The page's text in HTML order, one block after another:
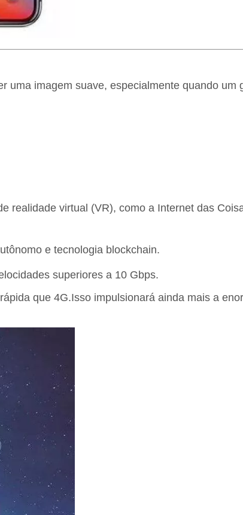
uma imagem suave, especialmente quando um
realidade virtual (VR), como a Internet das
e tecnologia blockchain.
superiores a 10 Gbps.
que 4G.Isso impulsionará ainda mais a